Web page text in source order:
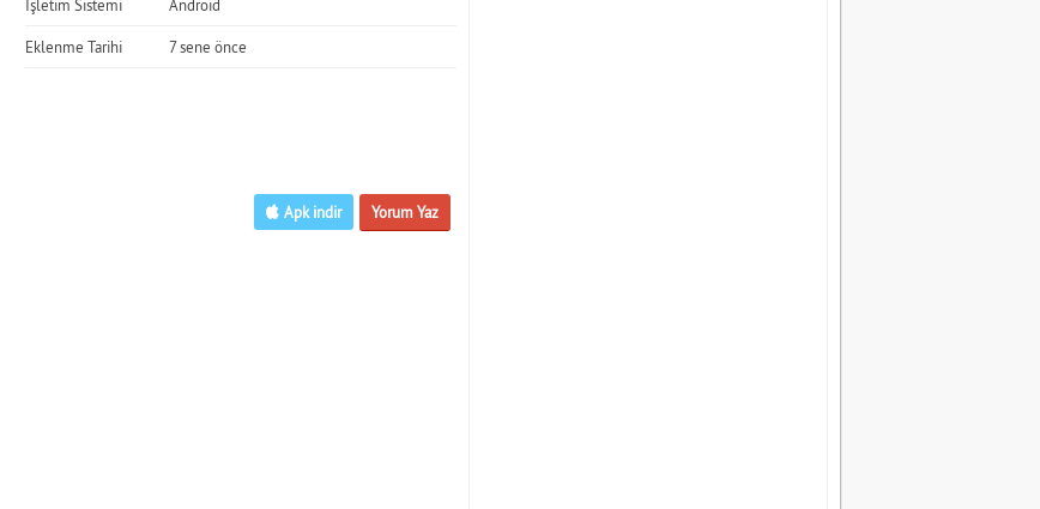
İşletim Sistemi Android
Eklenme Tarihi 7 sene önce
Yorum Yaz
Apk indir